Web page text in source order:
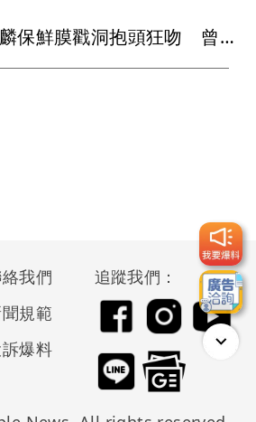
罕見畫面！徐乃麟保鮮膜戳洞抱頭狂吻 曾國城求饒喊：沒氣了！
我們
規範
爆料
追蹤我們：